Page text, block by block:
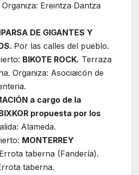
Organiza: Ereintza Dantza
DE GIGANTES Y
Por las calles del pueblo.
BIKOTE ROCK. Terraza
Organiza: Asociaicón de
a cargo de la
propuesta por los
Alameda.
MONTERREY
Errota taberna (Fandería).
taberna.